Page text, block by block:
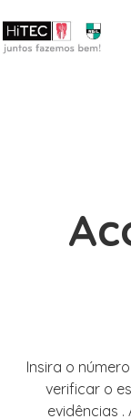
Insira o
verificar o
evidências